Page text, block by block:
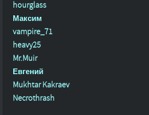
hourglass
Максим
vampire_71
heavy25
Mr.Muir
Евгений
Mukhtar Kakraev
Necrothrash